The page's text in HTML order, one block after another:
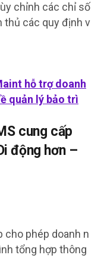
chỉnh các chỉ số
thủ các quy định v
hỗ trợ doanh
quản lý bảo trì
cung cấp
động hơn –
cho phép doanh n
tổng hợp thông